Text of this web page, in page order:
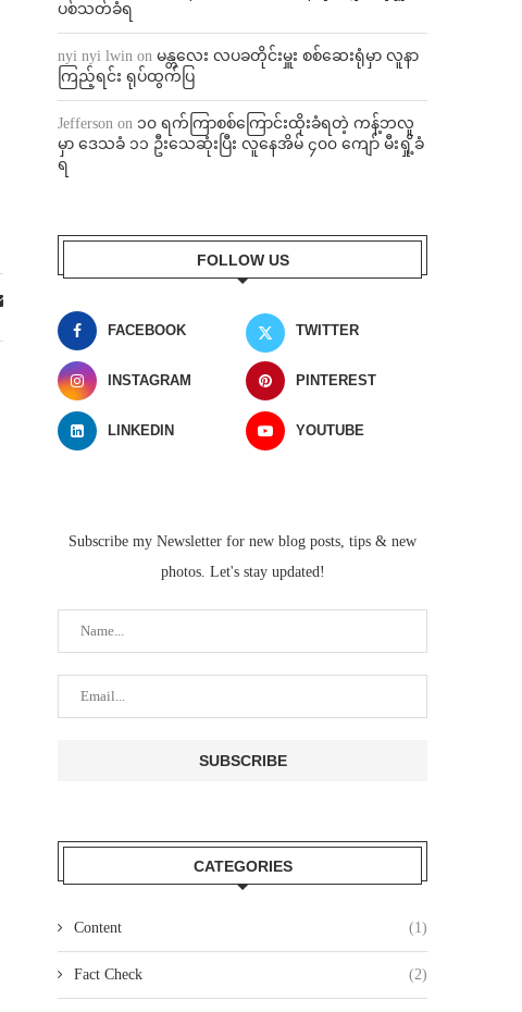
ပစ်သတ်ခံရ
nyi nyi lwin on မန္တလေး လပခတိုင်းမှူး စစ်ဆေးရုံမှာ လူနာ
ကြည့်ရင်း ရုပ်ထွက်ပြ
Jefferson on ၁၀ ရက်ကြာစစ်ကြောင်းထိုးခံရတဲ့ ကန့်ဘလူ
မှာ ဒေသခံ ၁၁ ဦးသေဆုံးပြီး လူနေအိမ် ၄၀၀ ကျော် မီးရှို့ခံ
ရ
FOLLOW US
FACEBOOK TWITTER
INSTAGRAM PINTEREST
LINKEDIN YOUTUBE
Subscribe my Newsletter for new blog posts, tips & new
photos. Let's stay updated!
CATEGORIES
Content (1)
Fact Check (2)